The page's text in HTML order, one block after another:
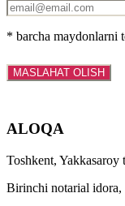
* barcha maydonlarni
ALOQA
Toshkent, Yakkasaroy
Birinchi notarial